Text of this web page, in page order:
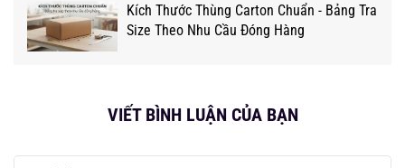
Kích Thước Thùng Carton Chuẩn - Bảng Tra
Size Theo Nhu Cầu Đóng Hàng
VIẾT BÌNH LUẬN CỦA BẠN